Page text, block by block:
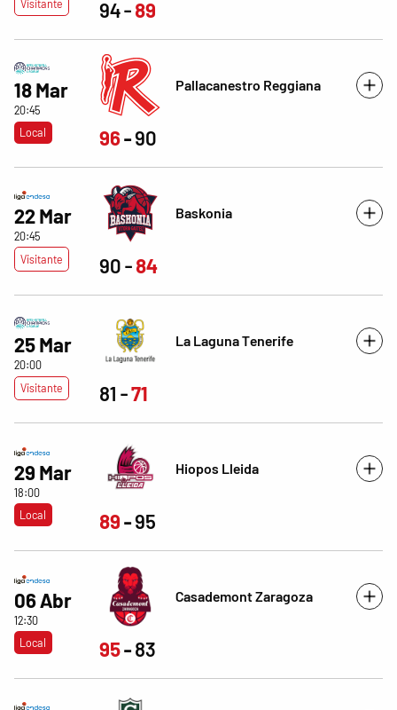
Visitante 94 89
18 Mar
20:45
Local
Pallacanestro Reggiana
96 90
22 Mar
20:45
Visitante
Baskonia
90 84
25 Mar
20:00
Visitante
La Laguna Tenerife
81 71
29 Mar
18:00
Local
Hiopos Lleida
89 95
06 Abr
12:30
Local
Casademont Zaragoza
95 83